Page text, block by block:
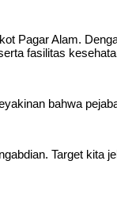
Pagar Alam.
fasilitas
bahwa
Target